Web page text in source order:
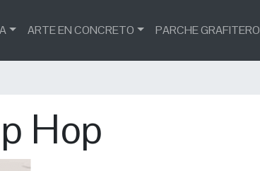
ARTE EN CONCRETO PARCHE GRAFITERO
Hop